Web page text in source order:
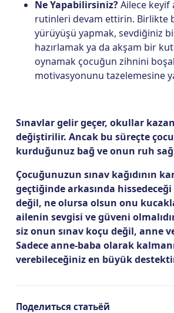
Ne Yapabilirsiniz?Ailece keyif
rutinleri devam ettirin. Birlikte
yürüyüşü yapmak, sevdiğiniz
hazırlamak ya da akşam bir
oynamak çocuğun zihnini
motivasyonunu tazelemesine
Sınavlar gelir geçer, okullar
değiştirilir. Ancak bu süreçte
kurduğunuz bağ ve onun ruh
Çocuğunuzun sınav kağıdının
geçtiğinde arkasında
değil, ne olursa olsun onu
ailenin sevgisi ve güveni
siz onun sınav koçu değil, anne ve
Sadece anne-baba olarak
verebileceğiniz en büyük
Поделиться статьёй